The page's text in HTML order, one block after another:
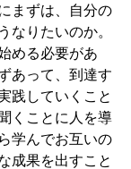
まずは、自分の
なりたいのか。
める必要があ
あって、到達す
践していくこと
くことに人を導
学んでお互いの
成果を出すこと